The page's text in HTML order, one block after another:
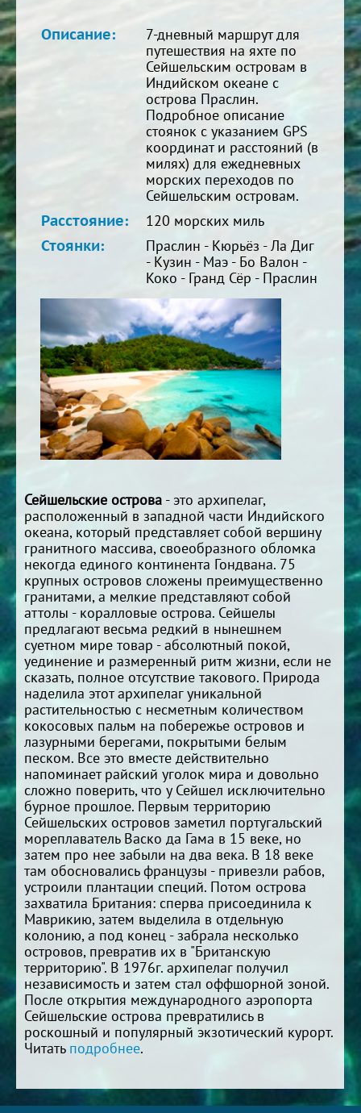
Описание:
7-дневный маршрут для
путешествия на яхте по
Сейшельским островам в
Индийском океане с
острова Праслин.
Подробное описание
стоянок с указанием GPS
координат и расстояний (в
милях) для ежедневных
морских переходов по
Сейшельским островам.
Расстояние:
120 морских миль
Стоянки:
Праслин - Кюрьёз - Ла Диг
- Кузин - Маэ - Бо Валон -
Коко - Гранд Сёр - Праслин
Сейшельские острова - это архипелаг,
расположенный в западной части Индийского
океана, который представляет собой вершину
гранитного массива, своеобразного обломка
некогда единого континента Гондвана. 75
крупных островов сложены преимущественно
гранитами, а мелкие представляют собой
аттолы - коралловые острова. Сейшелы
предлагают весьма редкий в нынешнем
суетном мире товар - абсолютный покой,
уединение и размеренный ритм жизни, если не
сказать, полное отсутствие такового. Природа
наделила этот архипелаг уникальной
растительностью с несметным количеством
кокосовых пальм на побережье островов и
лазурными берегами, покрытыми белым
песком. Все это вместе действительно
напоминает райский уголок мира и довольно
сложно поверить, что у Сейшел исключительно
бурное прошлое. Первым территорию
Сейшельских островов заметил португальский
мореплаватель Васко да Гама в 15 веке, но
затем про нее забыли на два века. В 18 веке
там обосновались французы - привезли рабов,
устроили плантации специй. Потом острова
захватила Британия: сперва присоединила к
Маврикию, затем выделила в отдельную
колонию, а под конец - забрала несколько
островов, превратив их в "Британскую
территорию". В 1976г. архипелаг получил
независимость и затем стал оффшорной зоной.
После открытия международного аэропорта
Сейшельские острова превратились в
роскошный и популярный экзотический курорт.
Читать подробнее.